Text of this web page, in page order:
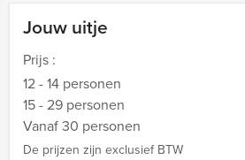
Jouw uitje
Prijs :
12 - 14 personen
15 - 29 personen
Vanaf 30 personen
De prijzen zijn exclusief BTW